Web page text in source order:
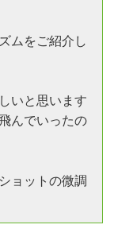
ムをご紹介し
いと思います
んでいったの
ョットの微調